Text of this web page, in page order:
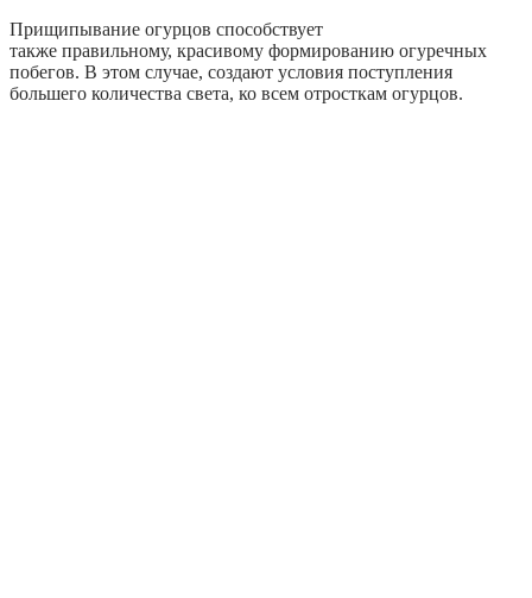
Прищипывание огурцов способствует
также правильному, красивому формированию огуречных
побегов. В этом случае, создают условия поступления
большего количества света, ко всем отросткам огурцов.